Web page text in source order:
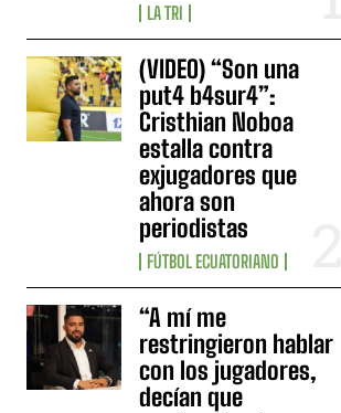
LA TRI
(VIDEO) “Son una
put4 b4sur4”:
Cristhian Noboa
estalla contra
exjugadores que
ahora son
periodistas
FÚTBOL ECUATORIANO
“A mí me
restringieron hablar
con los jugadores,
decían que